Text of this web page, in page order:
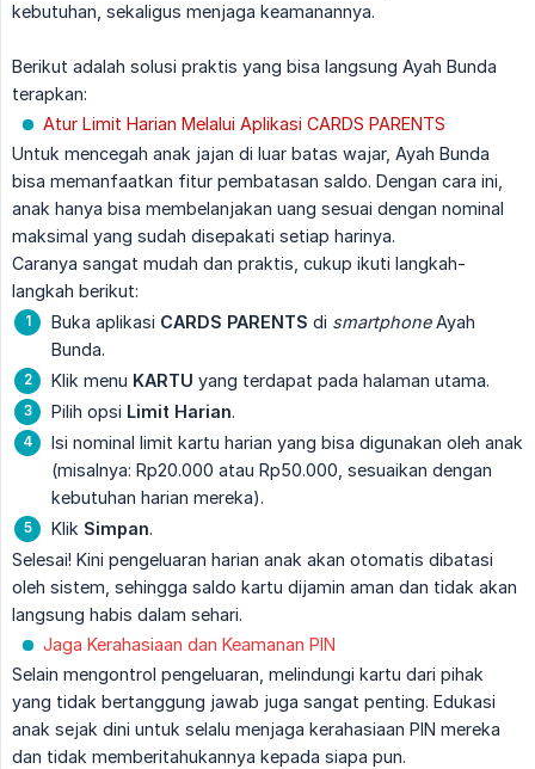
kebutuhan, sekaligus menjaga keamanannya.
Berikut adalah solusi praktis yang bisa langsung Ayah Bunda
terapkan:
Atur Limit Harian Melalui Aplikasi CARDS PARENTS
Untuk mencegah anak jajan di luar batas wajar, Ayah Bunda
bisa memanfaatkan fitur pembatasan saldo. Dengan cara ini,
anak hanya bisa membelanjakan uang sesuai dengan nominal
maksimal yang sudah disepakati setiap harinya.
Caranya sangat mudah dan praktis, cukup ikuti langkah-
langkah berikut:
Buka aplikasi CARDS PARENTS di smartphoneAyah
Bunda.
Klik menu KARTU yang terdapat pada halaman utama.
Pilih opsi Limit Harian.
Isi nominal limit kartu harian yang bisa digunakan oleh anak
(misalnya: Rp20.000 atau Rp50.000, sesuaikan dengan
kebutuhan harian mereka).
Klik Simpan.
Selesai! Kini pengeluaran harian anak akan otomatis dibatasi
oleh sistem, sehingga saldo kartu dijamin aman dan tidak akan
langsung habis dalam sehari.
Jaga Kerahasiaan dan Keamanan PIN
Selain mengontrol pengeluaran, melindungi kartu dari pihak
yang tidak bertanggung jawab juga sangat penting. Edukasi
anak sejak dini untuk selalu menjaga kerahasiaan PIN mereka
dan tidak memberitahukannya kepada siapa pun.